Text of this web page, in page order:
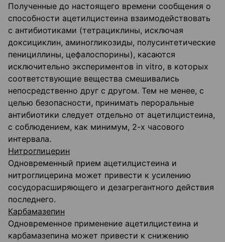
Полученные до настоящего времени сообщения о
способности ацетилцистеина взаимодействовать
с антибиотиками (тетрациклины, исключая
доксициклин, аминогликозиды, полусинтетические
пенициллины, цефалоспорины), касаются
исключительно экспериментов in vitro, в которых
соответствующие вещества смешивались
непосредственно друг с другом. Тем не менее, с
целью безопасности, принимать пероральные
антибиотики следует отдельно от ацетилцистеина,
с соблюдением, как минимум, 2-х часового
интервала.
Нитроглицерин
Одновременный прием ацетилцистеина и
нитроглицерина может привести к усилению
сосудорасширяющего и дезагрегантного действия
последнего.
Карбамазепин
Одновременное применение ацетилцистеина и
карбамазепина может привести к снижению